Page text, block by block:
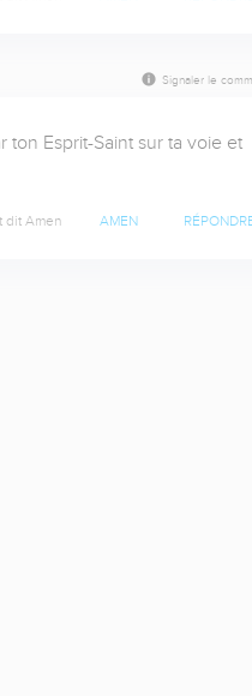
Signaler le
Esprit-Saint sur ta voie et
dit Amen AMEN